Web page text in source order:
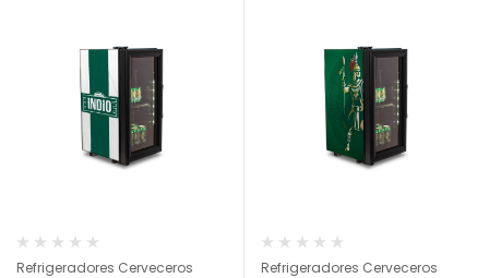
Refrigeradores Cerveceros
Refrigeradores Cerveceros